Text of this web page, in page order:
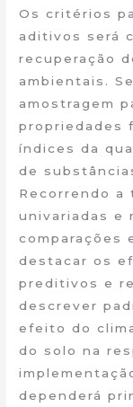
Os critérios
aditivos será
recuperação
ambientais.
amostragem
propriedades
índices da
de
Recorrendo
univariadas e
comparações
destacar os
preditivos e
descrever
efeito do
do solo na
dependerá